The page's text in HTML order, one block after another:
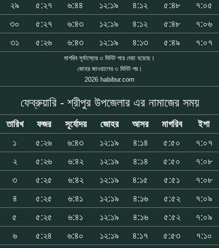
২৯
৫:২৭ ৬:৪৪ ১২:১৯ ৪:১২ ৫:৪৮
৭:০৫
৩০
৫:২৭ ৬:৪৩ ১২:১৯ ৪:১২ ৫:৪৮
৭:০৬
৩১
৫:২৬ ৬:৪৩ ১২:১৯ ৪:১৩ ৫:৪৯ ৭:০৭
মাগরিব সূর্যাস্তের ৩ মিনিট পরে দেয়া হয়েছে।
জোহর জাওয়ালের ৩ মিনিট পর।
2026 habibur.com
ফেব্রুয়ারি - শ্রীপুর উপজেলার এর নামাজের সময়
তারিখ ফজর সূর্যোদয় জোহর আসর মাগরিব
ইশা
১
৫:২৬ ৬:৪৩ ১২:১৯ ৪:১৪ ৫:৫০
৭:০৭
২
৫:২৬ ৬:৪২ ১২:১৯ ৪:১৪ ৫:৫০
৭:০৮
৩
৫:২৫ ৬:৪২ ১২:১৯ ৪:১৫ ৫:৫১
৭:০৮
৪
৫:২৫ ৬:৪১ ১২:১৯ ৪:১৬ ৫:৫২
৭:০৯
৫
৫:২৫ ৬:৪১ ১২:১৯ ৪:১৬ ৫:৫২
৭:০৯
৬
৫:২৪ ৬:৪০ ১২:১৯ ৪:১৭ ৫:৫৩
৭:১০